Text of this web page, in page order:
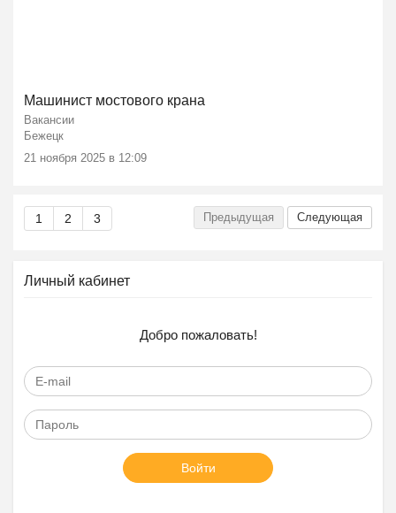
Машинист мостового крана
Вакансии
Бежецк
21 ноября 2025 в 12:09
1 2 3 Предыдущая Следующая
Личный кабинет
Добро пожаловать!
Войти